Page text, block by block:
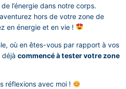
l’énergie dans notre corps.
hors de votre zone de
en énergie et en vie !
où en êtes-vous par rapport à vos
déjà commencé à tester votre zone
réflexions avec moi !